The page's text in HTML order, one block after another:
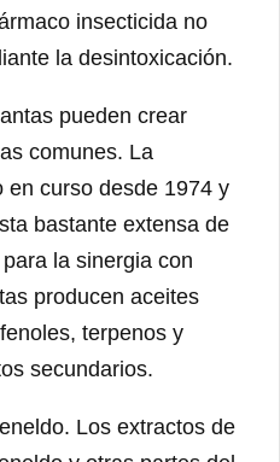
insecticida no
la desintoxicación.
pueden crear
comunes. La
en curso desde 1974 y
bastante extensa de
la sinergia con
producen aceites
terpenos y
secundarios.
Los extractos de